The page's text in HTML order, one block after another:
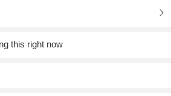
this right now